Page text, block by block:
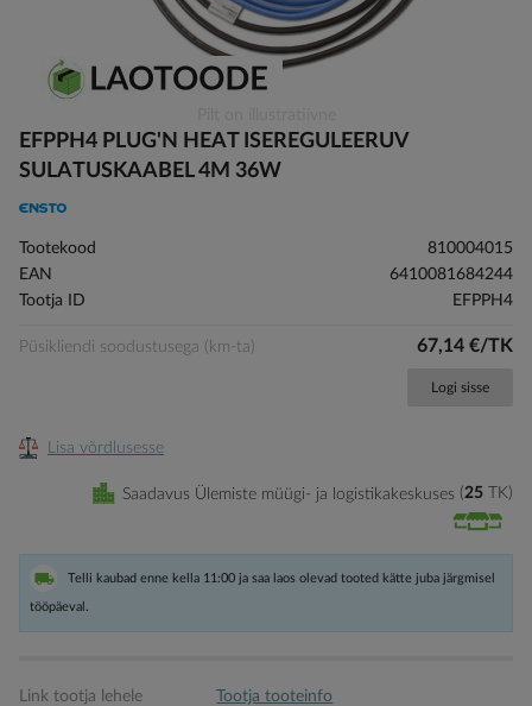
to
the
of
images
gallery
EFPPH4 PLUG'N HEAT ISEREGULEERUV
SULATUSKAABEL 4M 36W
Tootekood
810004015
EAN
6410081684244
Tootja ID
EFPPH4
Püsikliendi soodustusega (km-ta) 67,14 €/TK
Logi sisse
Lisa võrdlusesse
Saadavus Ülemiste müügi- ja logistikakeskuses 25 TK
Telli kaubad enne kella 11:00 ja saa laos olevad tooted kätte juba järgmisel
tööpäeval.
Link tootja lehele Tootja tooteinfo